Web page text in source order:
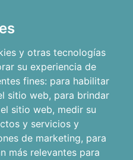
y otras tecnologías
su experiencia de
fines: para habilitar
sitio web, para brindar
sitio web, medir su
y servicios y
de marketing, para
más relevantes para